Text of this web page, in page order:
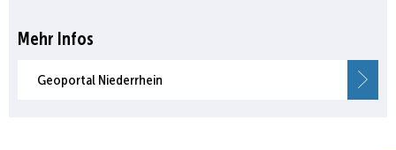
Mehr Infos
Geoportal Niederrhein